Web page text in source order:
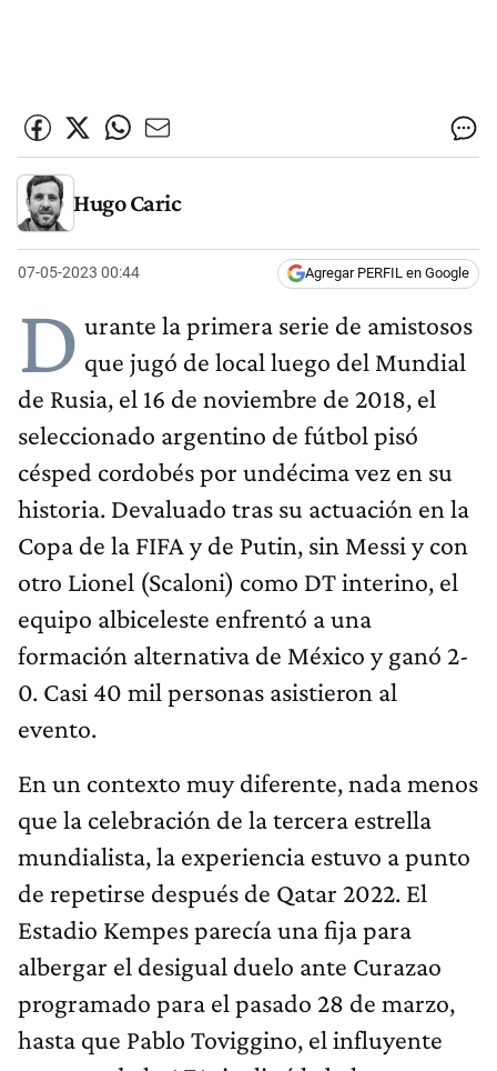
Hugo Caric
07-05-2023 00:44 Agregar PERFIL en Google
D urante la primera serie de amistosos
que jugó de local luego del Mundial
de Rusia, el 16 de noviembre de 2018, el
seleccionado argentino de fútbol pisó
césped cordobés por undécima vez en su
historia. Devaluado tras su actuación en la
Copa de la FIFA y de Putin, sin Messi y con
otro Lionel (Scaloni) como DT interino, el
equipo albiceleste enfrentó a una
formación alternativa de México y ganó 2-
0. Casi 40 mil personas asistieron al
evento.
En un contexto muy diferente, nada menos
que la celebración de la tercera estrella
mundialista, la experiencia estuvo a punto
de repetirse después de Qatar 2022. El
Estadio Kempes parecía una fija para
albergar el desigual duelo ante Curazao
programado para el pasado 28 de marzo,
hasta que Pablo Toviggino, el influyente